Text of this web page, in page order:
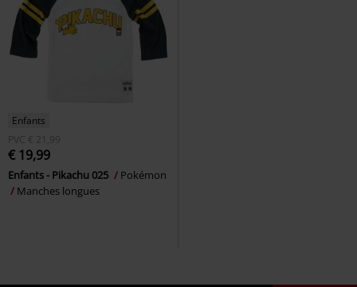
Enfants
PVC € 21,99
€ 19,99
Enfants - Pikachu 025
Pokémon
Manches longues